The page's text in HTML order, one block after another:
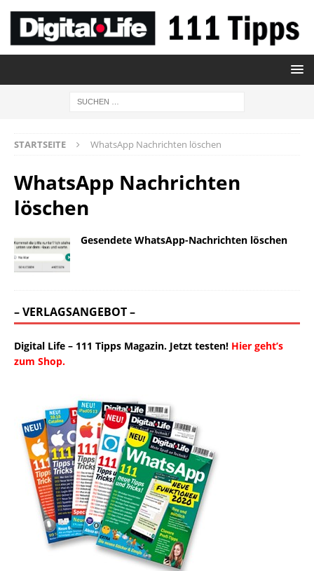
STARTSEITE WhatsApp Nachrichten löschen
WhatsApp Nachrichten
löschen
Gesendete WhatsApp-Nachrichten löschen
– VERLAGSANGEBOT –
Digital Life – 111 Tipps Magazin. Jetzt testen! Hier geht’s
zum Shop.